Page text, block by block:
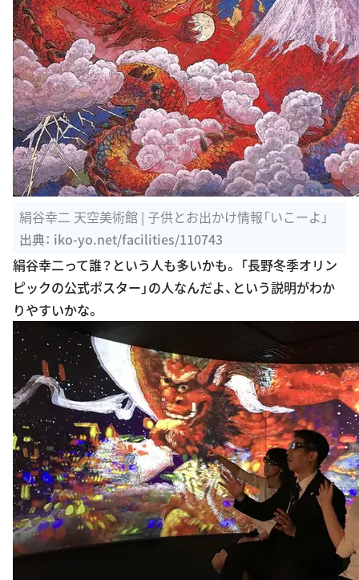
絹谷幸二 天空美術館 | 子供とお出かけ情報「いこーよ」
出典： iko-yo.net/facilities/110743
絹谷幸二って誰？という人も多いかも。 「長野冬季オリン
ピックの公式ポスター」の人なんだよ、という説明がわか
りやすいかな。